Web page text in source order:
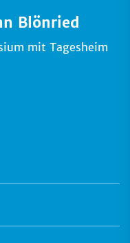
Blönried
mit Tagesheim